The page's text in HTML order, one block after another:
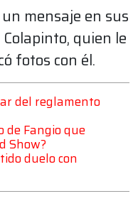
mensaje en sus
quien le
fotos con él.
del reglamento
de Fangio que
Show?
duelo con